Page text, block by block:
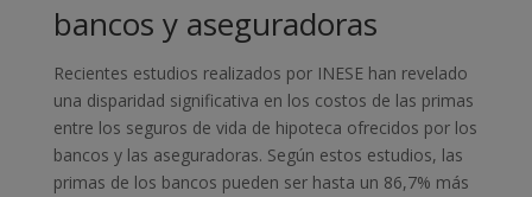
bancos y aseguradoras
Recientes estudios realizados por INESE han revelado
una disparidad significativa en los costos de las primas
entre los seguros de vida de hipoteca ofrecidos por los
bancos y las aseguradoras. Según estos estudios, las
primas de los bancos pueden ser hasta un 86,7% más